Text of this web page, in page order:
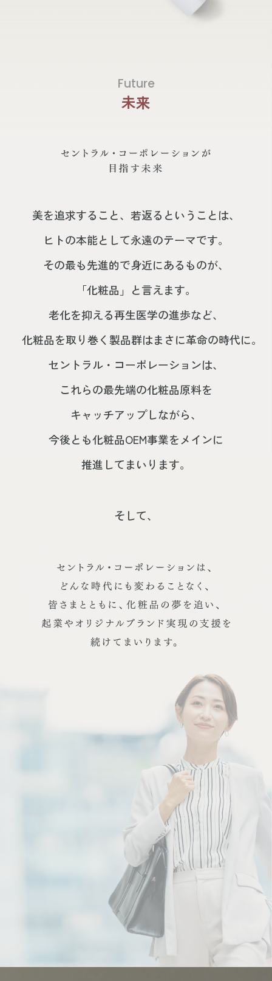
Future
未来
美を追求すること、若返るということは、
ヒトの本能として永遠のテーマです。
その最も先進的で身近にあるものが、
「化粧品」と言えます。
老化を抑える再生医学の進歩など、
化粧品を取り巻く製品群はまさに革命の時代に。
セントラル・コーポレーションは、
これらの最先端の化粧品原料を
キャッチアップしながら、
今後とも化粧品OEM事業をメインに
推進してまいります。
そして、